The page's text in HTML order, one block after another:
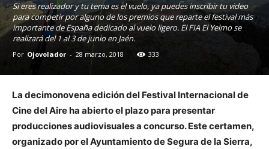
Si eres realizador y tu tema es el vuelo, ya puedes inscribir tu video
para competir por alguno de los premios que reparte el festival más
importante de España dedicado al vuelo ligero. El FIA El Yelmo se
realizará del 1 al 3 de junio en Jaén.
Por Ojovolador - 28 marzo, 2018 333
La decimonovena edición del Festival Internacional de
Cine del Aire ha abierto el plazo para presentar
producciones audiovisuales a concurso. Este certamen,
organizado por el Ayuntamiento de Segura de la Sierra,